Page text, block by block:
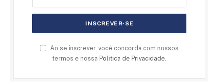
Ao se inscrever, você concorda com nossos
termos e nossa Politica de Privacidade.